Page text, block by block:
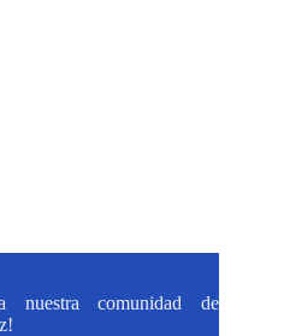
nuestra comunidad de